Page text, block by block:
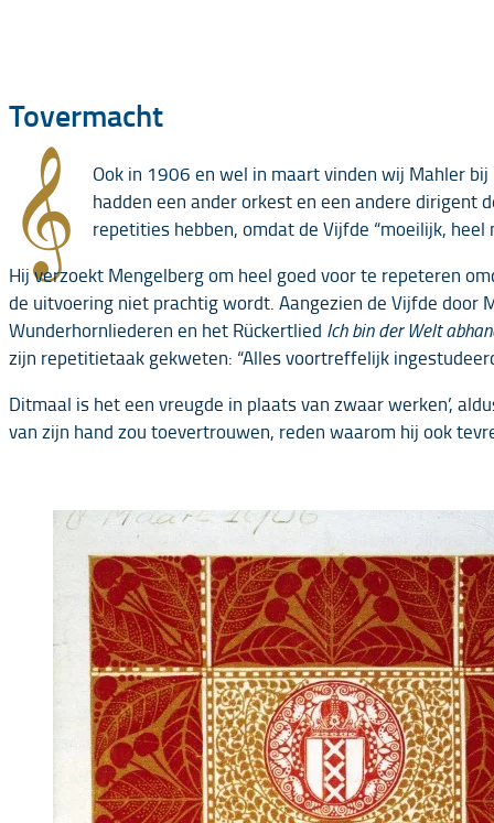
Tovermacht
𝄞
Ook in 1906 en wel in maart vinden wij Mahler
hadden een ander orkest en een andere dirigent
repetities hebben, omdat de Vijfde “moeilijk, heel
Hij verzoekt Mengelberg om heel goed voor te repeteren
de uitvoering niet prachtig wordt. Aangezien de Vijfde
Wunderhornliederen en het Rückertlied Ich bin der Welt
zijn repetitietaak gekweten: “Alles voortreffelijk
Ditmaal is het een vreugde in plaats van zwaar werken’,
van zijn hand zou toevertrouwen, reden waarom hij ook